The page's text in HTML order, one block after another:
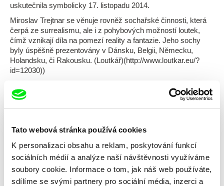
Tato webová stránka používá cookies
K personalizaci obsahu a reklam, poskytování funkcí
sociálních médií a analýze naší návštěvnosti využíváme
soubory cookie. Informace o tom, jak náš web používáte,
sdílíme se svými partnery pro sociální média, inzerci a
uskutečnila symbolicky 17. listopadu 2014.
Miroslav Trejtnar se věnuje rovněž sochařské činnosti, která
čerpá ze surrealismu, ale i z pohybových možností loutek,
čímž vznikají díla na pomezí reality a fantazie. Jeho sochy
byly úspěšně prezentovány v Dánsku, Belgii, Německu,
Holandsku, či Rakousku. (Loutkář)(http://www.loutkar.eu/?
id=12030))